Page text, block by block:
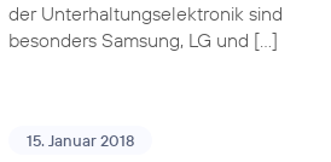
der Unterhaltungselektronik sind
besonders Samsung, LG und […]
15. Januar 2018